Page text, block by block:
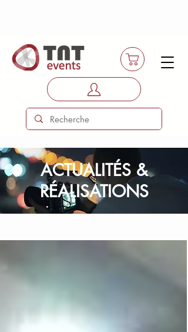
ACTUALITÉS &
RÉALISATIONS